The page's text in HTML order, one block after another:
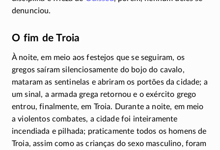
denunciou.
O fim de Troia
À noite, em meio aos festejos que se seguiram, os
gregos saíram silenciosamente do bojo do cavalo,
mataram as sentinelas e abriram os portões da cidade; a
um sinal, a armada grega retornou e o exército grego
entrou, finalmente, em Troia. Durante a noite, em meio
a violentos combates, a cidade foi inteiramente
incendiada e pilhada; praticamente todos os homens de
Troia, assim como as crianças do sexo masculino, foram